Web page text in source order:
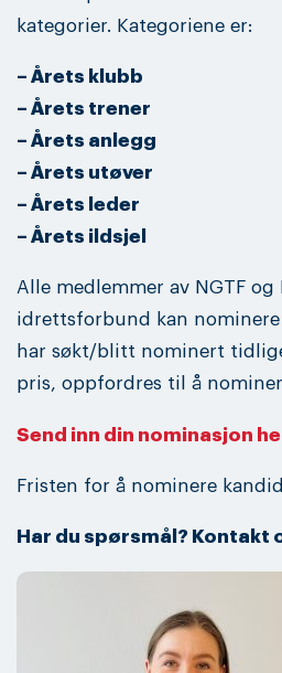
kategorier. Kategoriene er:
– Årets klubb
– Årets trener
– Årets anlegg
– Årets utøver
– Årets leder
– Årets ildsjel
Alle medlemmer av NGTF og
idrettsforbund kan nominere
har søkt/blitt nominert
pris, oppfordres til å
Send inn din nominasjon
Fristen for å nominere
Har du spørsmål? Kontakt